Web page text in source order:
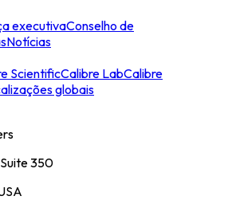
executivaConselho de
Notícias
ScientificCalibre LabCalibre
globais
350